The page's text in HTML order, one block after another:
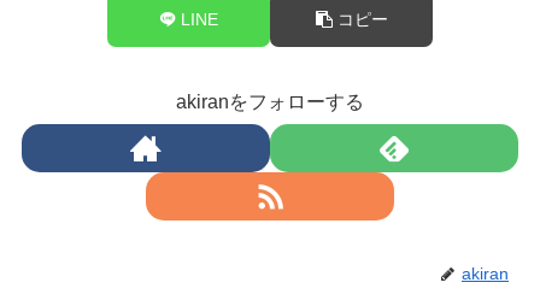
LINE コピー
akiranをフォローする
akiran